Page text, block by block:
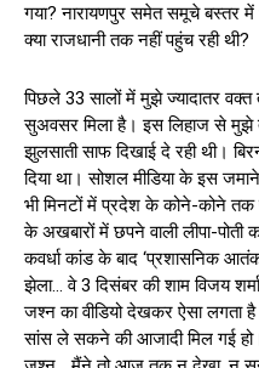
गया? नारायणपुर समेत समूचे बस्तर
क्या राजधानी तक नहीं पहुंच रही थी?
पिछले 33 सालों में मुझे ज्यादातर
सुअवसर मिला है। इस लिहाज से मुझे
झुलसाती साफ दिखाई दे रही थी।
दिया था। सोशल मीडिया के इस
भी मिनटों में प्रदेश के कोने-कोने तक
के अखबारों में छपने वाली लीपा-
कवर्धा कांड के बाद ‘प्रशासनिक
झेला… वे 3 दिसंबर की शाम विजय
जश्न का वीडियो देखकर ऐसा लगता है
सांस ले सकने की आजादी मिल गई